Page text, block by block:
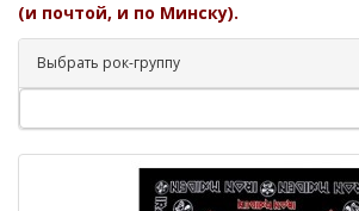
(и почтой, и по Минску).
Выбрать рок-группу